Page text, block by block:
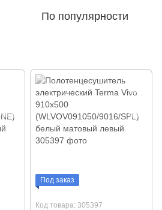
По популярности
Под заказ
Код товара: 305397